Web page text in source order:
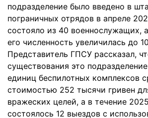
подразделение было введено в
пограничных отрядов в апреле
состояло из 40 военнослужащих,
его численность увеличилась до
Представитель ГПСУ рассказал,
существования это
единиц беспилотных комплексов
стоимостью 252 тысячи гривен
вражеских целей, а в течение
состоялось 12 выездов с